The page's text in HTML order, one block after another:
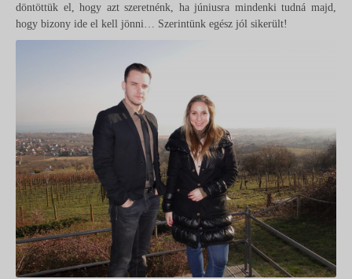
döntöttük el, hogy azt szeretnénk, ha júniusra mindenki tudná majd,
hogy bizony ide el kell jönni… Szerintünk egész jól sikerült!